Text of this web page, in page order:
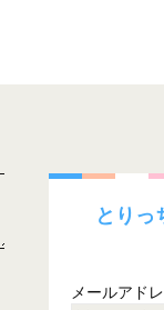
とりっ
メールアド